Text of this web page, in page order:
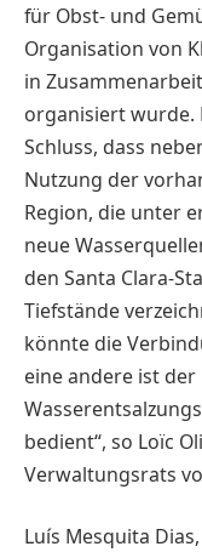
für Obst- und
Organisation von
in
organisiert wurde.
Schluss, dass
Nutzung der
Region, die unter
neue
den Santa Clara-
Tiefstände
könnte die
eine andere ist der
bedient“, so Loïc
Verwaltungsrats
Luís Mesquita